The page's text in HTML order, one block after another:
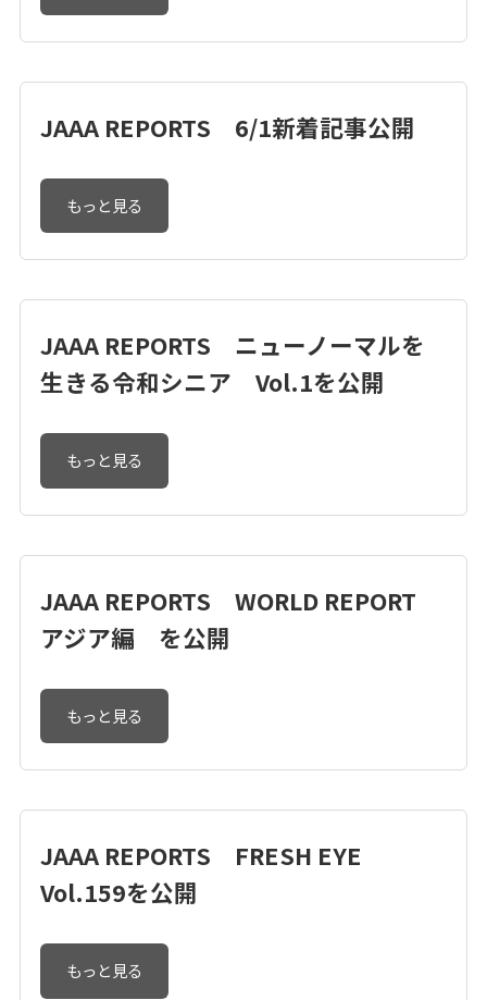
JAAA REPORTS 6/1新着記事公開
もっと見る
JAAA REPORTS ニューノーマルを
生きる令和シニア Vol.1を公開
もっと見る
JAAA REPORTS WORLD REPORT
アジア編 を公開
もっと見る
JAAA REPORTS FRESH EYE
Vol.159を公開
もっと見る